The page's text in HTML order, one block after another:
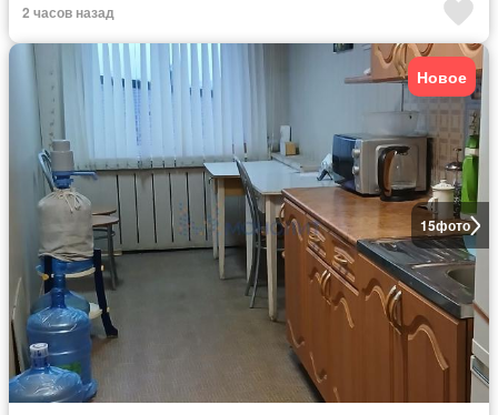
2 часов назад
15фото
Новое